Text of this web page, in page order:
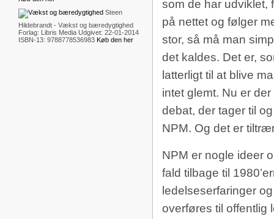
Steen
Hildebrandt - Vækst og bæredygtighed
Forlag: Libris Media Udgivet: 22-01-2014
ISBN-13: 9788778536983 Køb den her
som de har udviklet,
på nettet og følger
stor, så må man
det kaldes. Det er,
latterligt til at blive
intet glemt. Nu er
debat, der tager til
NPM. Og det er
NPM er nogle ideer
fald tilbage til
ledelseserfaringer
overføres til offentlig